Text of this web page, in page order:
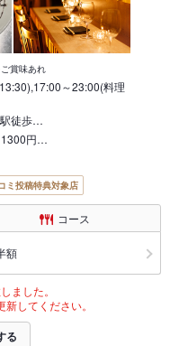
賞味あれ
～23:00(料理
駅徒歩…
1300円…
ミ投稿特典対象店
コース
額
ました。
してください。
る